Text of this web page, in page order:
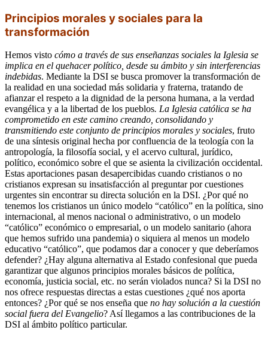
Principios morales y sociales para la
transformación
Hemos visto cómo a través de sus enseñanzas sociales la Iglesia se
implica en el quehacer político, desde su ámbito y sin interferencias
indebidas. Mediante la DSI se busca promover la transformación de
la realidad en una sociedad más solidaria y fraterna, tratando de
afianzar el respeto a la dignidad de la persona humana, a la verdad
evangélica y a la libertad de los pueblos. La Iglesia católica se ha
comprometido en este camino creando, consolidando y
transmitiendo este conjunto de principios morales y sociales, fruto
de una síntesis original hecha por confluencia de la teología con la
antropología, la filosofía social, y el acervo cultural, jurídico,
político, económico sobre el que se asienta la civilización occidental.
Estas aportaciones pasan desapercibidas cuando cristianos o no
cristianos expresan su insatisfacción al preguntar por cuestiones
urgentes sin encontrar su directa solución en la DSI. ¿Por qué no
tenemos los cristianos un único modelo “católico” en la política, sino
internacional, al menos nacional o administrativo, o un modelo
“católico” económico o empresarial, o un modelo sanitario (ahora
que hemos sufrido una pandemia) o siquiera al menos un modelo
educativo “católico”, que podamos dar a conocer y que deberíamos
defender? ¿Hay alguna alternativa al Estado confesional que pueda
garantizar que algunos principios morales básicos de política,
economía, justicia social, etc. no serán violados nunca? Si la DSI no
nos ofrece respuestas directas a estas cuestiones ¿qué nos aporta
entonces? ¿Por qué se nos enseña que no hay solución a la cuestión
social fuera del Evangelio? Así llegamos a las contribuciones de la
DSI al ámbito político particular.